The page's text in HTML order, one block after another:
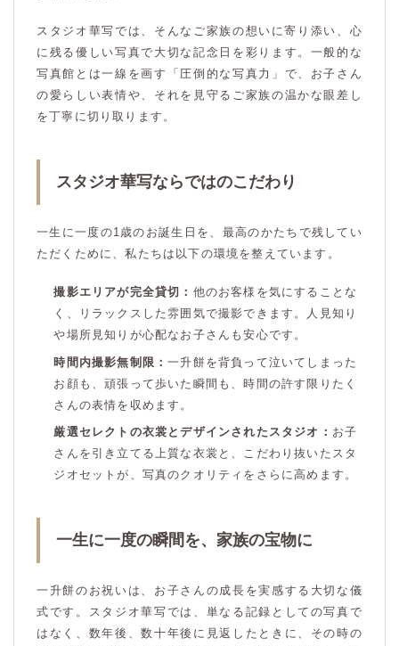
スタジオ華写では、そんなご家族の想いに寄り添い、心
に残る優しい写真で大切な記念日を彩ります。一般的な
写真館とは一線を画す「圧倒的な写真力」で、お子さん
の愛らしい表情や、それを見守るご家族の温かな眼差し
を丁寧に切り取ります。
スタジオ華写ならではのこだわり
一生に一度の1歳のお誕生日を、最高のかたちで残してい
ただくために、私たちは以下の環境を整えています。
撮影エリアが完全貸切： 他のお客様を気にすることな
く、リラックスした雰囲気で撮影できます。人見知り
や場所見知りが心配なお子さんも安心です。
時間内撮影無制限：一升餅を背負って泣いてしまった
お顔も、頑張って歩いた瞬間も、時間の許す限りたく
さんの表情を収めます。
厳選セレクトの衣裳とデザインされたスタジオ： お子
さんを引き立てる上質な衣裳と、こだわり抜いたスタ
ジオセットが、写真のクオリティをさらに高めます。
一生に一度の瞬間を、家族の宝物に
一升餅のお祝いは、お子さんの成長を実感する大切な儀
式です。スタジオ華写では、単なる記録としての写真で
はなく、数年後、数十年後に見返したときに、その時の